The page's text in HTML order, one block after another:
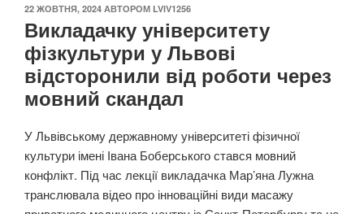
ОПУБЛІКОВАНО
22 ЖОВТНЯ, 2024 АВТОРОМ LVIV1256
Викладачку університету
фізкультури у Львові
відсторонили від роботи через
мовний скандал
У Львівському державному університеті фізичної
культури імені Івана Боберського стався мовний
конфлікт. Під час лекції викладачка Мар’яна Лужна
транслювала відео про інноваційні види масажу